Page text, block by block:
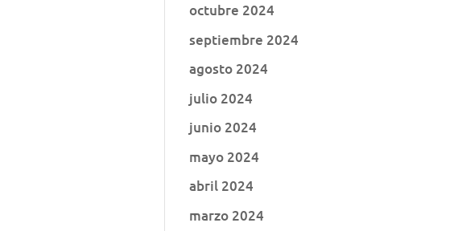
octubre 2024
septiembre 2024
agosto 2024
julio 2024
junio 2024
mayo 2024
abril 2024
marzo 2024